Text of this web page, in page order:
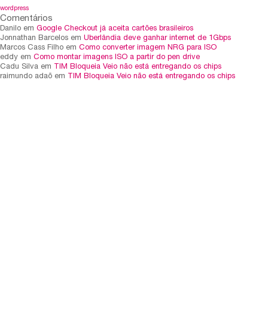
wordpress
Comentários
Danilo em Google Checkout já aceita cartões brasileiros
Jonnathan Barcelos em Uberlândia deve ganhar internet de 1Gbps
Marcos Cass Filho em Como converter imagem NRG para ISO
eddy em Como montar imagens ISO a partir do pen drive
Cadu Silva em
TIM Bloqueia Veio não está entregando os chips
raimundo adaõ em
TIM Bloqueia Veio não está entregando os chips